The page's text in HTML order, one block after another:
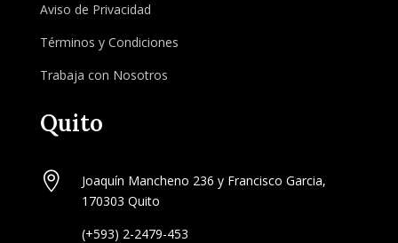
Aviso de Privacidad
Términos y Condiciones
Trabaja con Nosotros
Quito

Joaquín Mancheno 236 y Francisco Garcia,
170303 Quito
(+593) 2-2479-453